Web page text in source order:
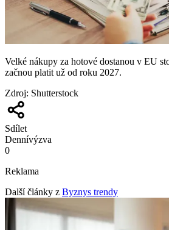
Velké nákupy za hotové dostanou v EU
začnou platit už od roku 2027.
Zdroj: Shutterstock
Sdílet
Dennívýzva
0
Reklama
Další články z Byznys trendy